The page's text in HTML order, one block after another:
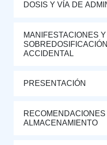
DOSIS Y VÍA DE
MANIFESTACIONES
ACCIDENTAL
PRESENTACIÓN
ALMACENAMIENTO